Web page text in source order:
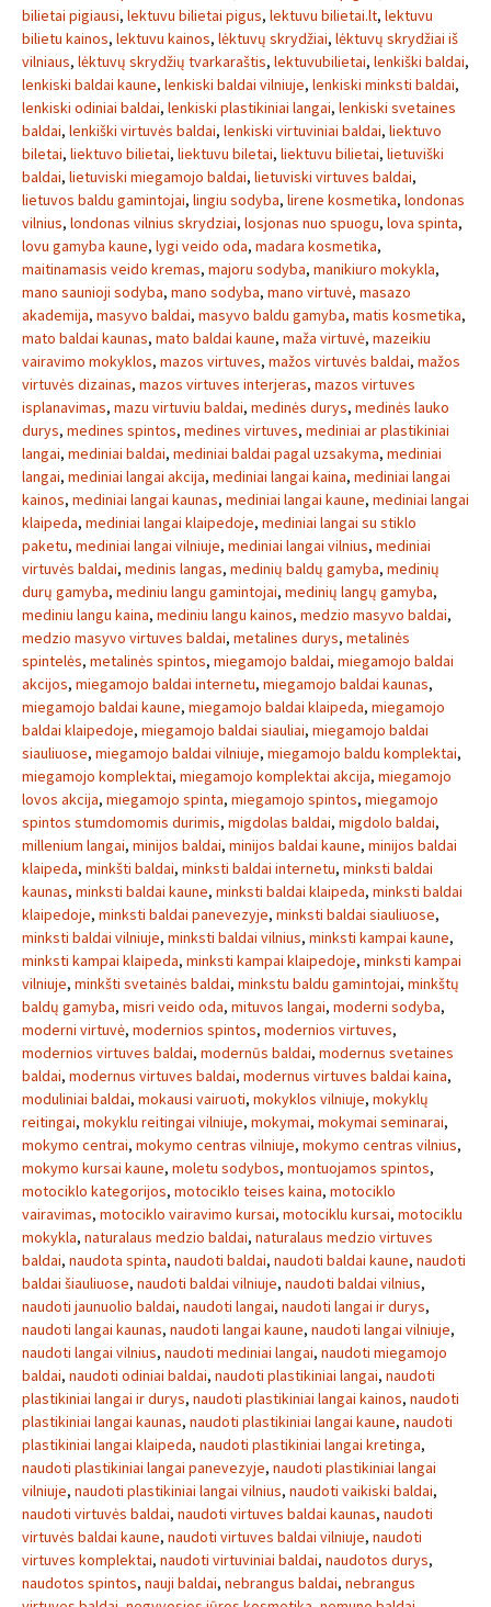
bilietai pigiausi, lektuvu bilietai pigus, lektuvu bilietai.lt, lektuvu
bilietu kainos, lektuvu kainos, lėktuvų skrydžiai, lėktuvų skrydžiai iš
vilniaus, lėktuvų skrydžių tvarkaraštis, lektuvubilietai, lenkiški baldai,
lenkiski baldai kaune, lenkiski baldai vilniuje, lenkiski minksti baldai,
lenkiski odiniai baldai, lenkiski plastikiniai langai, lenkiski svetaines
baldai, lenkiški virtuvės baldai, lenkiski virtuviniai baldai, liektuvo
biletai, liektuvo bilietai, liektuvu biletai, liektuvu bilietai, lietuviški
baldai, lietuviski miegamojo baldai, lietuviski virtuves baldai,
lietuvos baldu gamintojai, lingiu sodyba, lirene kosmetika, londonas
vilnius, londonas vilnius skrydziai, losjonas nuo spuogu, lova spinta,
lovu gamyba kaune, lygi veido oda, madara kosmetika,
maitinamasis veido kremas, majoru sodyba, manikiuro mokykla,
mano saunioji sodyba, mano sodyba, mano virtuvė, masazo
akademija, masyvo baldai, masyvo baldu gamyba, matis kosmetika,
mato baldai kaunas, mato baldai kaune, maža virtuvė, mazeikiu
vairavimo mokyklos, mazos virtuves, mažos virtuvės baldai, mažos
virtuvės dizainas, mazos virtuves interjeras, mazos virtuves
isplanavimas, mazu virtuviu baldai, medinės durys, medinės lauko
durys, medines spintos, medines virtuves, mediniai ar plastikiniai
langai, mediniai baldai, mediniai baldai pagal uzsakyma, mediniai
langai, mediniai langai akcija, mediniai langai kaina, mediniai langai
kainos, mediniai langai kaunas, mediniai langai kaune, mediniai langai
klaipeda, mediniai langai klaipedoje, mediniai langai su stiklo
paketu, mediniai langai vilniuje, mediniai langai vilnius, mediniai
virtuvės baldai, medinis langas, medinių baldų gamyba, medinių
durų gamyba, mediniu langu gamintojai, medinių langų gamyba,
mediniu langu kaina, mediniu langu kainos, medzio masyvo baldai,
medzio masyvo virtuves baldai, metalines durys, metalinės
spintelės, metalinės spintos, miegamojo baldai, miegamojo baldai
akcijos, miegamojo baldai internetu, miegamojo baldai kaunas,
miegamojo baldai kaune, miegamojo baldai klaipeda, miegamojo
baldai klaipedoje, miegamojo baldai siauliai, miegamojo baldai
siauliuose, miegamojo baldai vilniuje, miegamojo baldu komplektai,
miegamojo komplektai, miegamojo komplektai akcija, miegamojo
lovos akcija, miegamojo spinta, miegamojo spintos, miegamojo
spintos stumdomomis durimis, migdolas baldai, migdolo baldai,
millenium langai, minijos baldai, minijos baldai kaune, minijos baldai
klaipeda, minkšti baldai, minksti baldai internetu, minksti baldai
kaunas, minksti baldai kaune, minksti baldai klaipeda, minksti baldai
klaipedoje, minksti baldai panevezyje, minksti baldai siauliuose,
minksti baldai vilniuje, minksti baldai vilnius, minksti kampai kaune,
minksti kampai klaipeda, minksti kampai klaipedoje, minksti kampai
vilniuje, minkšti svetainės baldai, minkstu baldu gamintojai, minkštų
baldų gamyba, misri veido oda, mituvos langai, moderni sodyba,
moderni virtuvė, modernios spintos, modernios virtuves,
modernios virtuves baldai, modernūs baldai, modernus svetaines
baldai, modernus virtuves baldai, modernus virtuves baldai kaina,
moduliniai baldai, mokausi vairuoti, mokyklos vilniuje, mokyklų
reitingai, mokyklu reitingai vilniuje, mokymai, mokymai seminarai,
mokymo centrai, mokymo centras vilniuje, mokymo centras vilnius,
mokymo kursai kaune, moletu sodybos, montuojamos spintos,
motociklo kategorijos, motociklo teises kaina, motociklo
vairavimas, motociklo vairavimo kursai, motociklu kursai, motociklu
mokykla, naturalaus medzio baldai, naturalaus medzio virtuves
baldai, naudota spinta, naudoti baldai, naudoti baldai kaune, naudoti
baldai šiauliuose, naudoti baldai vilniuje, naudoti baldai vilnius,
naudoti jaunuolio baldai, naudoti langai, naudoti langai ir durys,
naudoti langai kaunas, naudoti langai kaune, naudoti langai vilniuje,
naudoti langai vilnius, naudoti mediniai langai, naudoti miegamojo
baldai, naudoti odiniai baldai, naudoti plastikiniai langai, naudoti
plastikiniai langai ir durys, naudoti plastikiniai langai kainos, naudoti
plastikiniai langai kaunas, naudoti plastikiniai langai kaune, naudoti
plastikiniai langai klaipeda, naudoti plastikiniai langai kretinga,
naudoti plastikiniai langai panevezyje, naudoti plastikiniai langai
vilniuje, naudoti plastikiniai langai vilnius, naudoti vaikiski baldai,
naudoti virtuvės baldai, naudoti virtuves baldai kaunas, naudoti
virtuvės baldai kaune, naudoti virtuves baldai vilniuje, naudoti
virtuves komplektai, naudoti virtuviniai baldai, naudotos durys,
naudotos spintos, nauji baldai, nebrangus baldai, nebrangus